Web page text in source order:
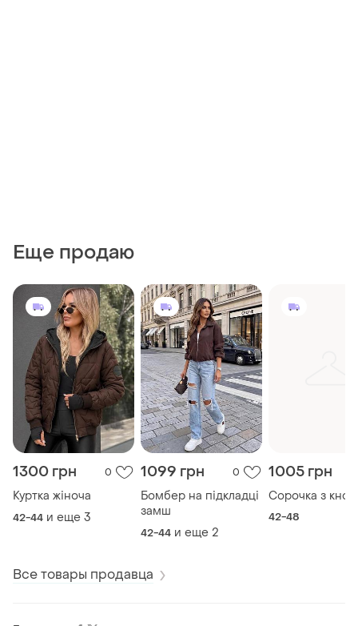
Еще продаю
1300 грн 0
Куртка жіноча
42-44 и еще 3
1099 грн 0
Бомбер на підкладці
замш
42-44 и еще 2
1005 грн
Сорочка з
42-48
Все товары продавца